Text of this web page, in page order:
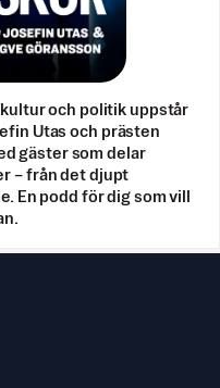
kultur och politik uppstår
Utas och prästen
gäster som delar
– från det djupt
En podd för dig som vill